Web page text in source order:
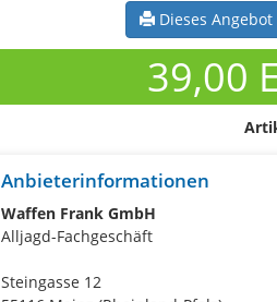
Dieses
39,00
Anbieterinformationen
Waffen Frank GmbH
Alljagd-Fachgeschäft
Steingasse 12